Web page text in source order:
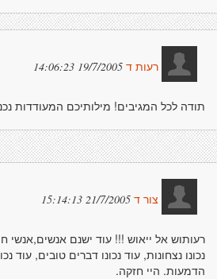
רעות ד 19/7/2005 14:06:23
תודה לכל המגיבים! מילותיכם המעודדות
צור ד 21/7/2005 15:14:13
רעותוש אל ייאוש !!! עוד ישנם אנשים,אנשי
נכונו נצחונות, עוד נכונו דברים טובים,
הדמעות. היי חזקה.